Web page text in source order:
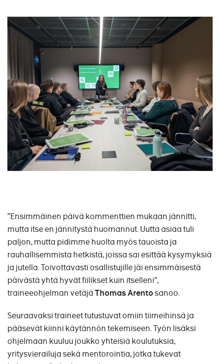
”Ensimmäinen päivä kommenttien mukaan jännitti,
mutta itse en jännitystä huomannut. Uutta asiaa tuli
paljon, mutta pidimme huolta myös tauoista ja
rauhallisemmista hetkistä, joissa sai esittää kysymyksiä
ja jutella. Toivottavasti osallistujille jäi ensimmäisestä
päivästä yhtä hyvät fiilikset kuin itselleni”,
traineeohjelman vetäjäThomas Arentosanoo.
Seuraavaksi traineet tutustuvat omiin tiimeihinsä ja
pääsevät kiinni käytännön tekemiseen. Työn lisäksi
ohjelmaan kuuluu joukko yhteisiä koulutuksia,
yritysvierailuja sekä mentorointia, jotka tukevat